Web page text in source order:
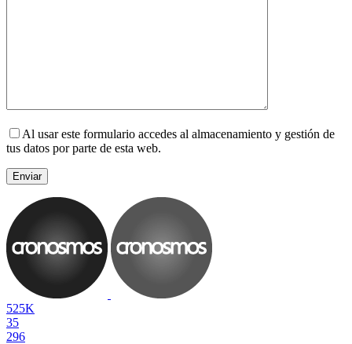
Al usar este formulario accedes al almacenamiento y gestión de
tus datos por parte de esta web.
525K
35
296